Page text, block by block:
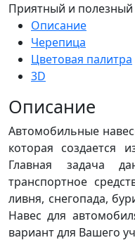
Приятный и полезный
Описание
Черепица
Цветовая палитра
3D
Описание
Автомобильные
которая создается
Главная задача
транспортное
ливня, снегопада,
Навес для
вариант для Вашего